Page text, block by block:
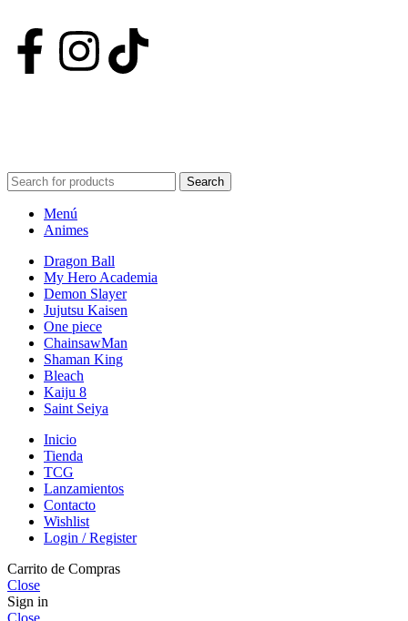
Search
Menú
Animes
Dragon Ball
My Hero Academia
Demon Slayer
Jujutsu Kaisen
One piece
ChainsawMan
Shaman King
Bleach
Kaiju 8
Saint Seiya
Inicio
Tienda
TCG
Lanzamientos
Contacto
Wishlist
Login / Register
Carrito de Compras
Close
Sign in